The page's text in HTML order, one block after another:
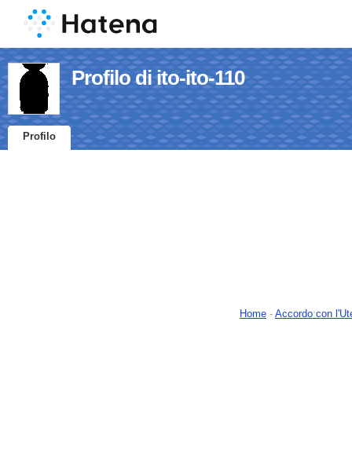
Profilo di ito-ito-110
Profilo
Home - Accordo con